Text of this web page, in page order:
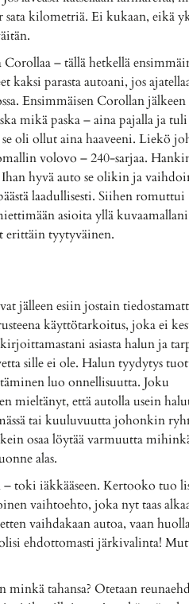
kilometriä. Ei kukaan, eikä
– tällä hetkellä
parasta autoani, jos
Ensimmäisen Corollan
mikä paska – aina pajalla ja
oli ollut aina haaveeni. Liekö
volovo – 240-sarjaa.
hyvä auto se olikin ja
laadullisesti. Siihen romuttui
asioita yllä
erittäin tyytyväinen.
jälleen esiin jostain
käyttötarkoitus, joka ei
asiasta halun ja
sille ei ole. Halun tyydytys
luo onnellisuutta. Joku
mieltänyt, että autolla usein
tai kuuluvuutta johonkin
osaa löytää varmuutta
alas.
– toki iäkkääseen. Kertooko tuo
vaihtoehto, joka nyt taas
vaihdakaan autoa, vaan
ehdottomasti järkivalinta!
tahansa? Otetaan